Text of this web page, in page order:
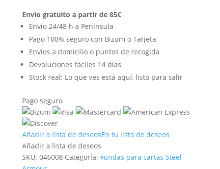
tamaño
Mini
Americano
(41x63mm)
cantidad
Envío gratuito a partir de 85€
Envío 24/48 h a Península
Pago 100% seguro con Bizum o Tarjeta
Envíos a domicilio o puntos de recogida
Devoluciones fáciles 14 días
Stock real: Lo que ves está aquí, listo para salir
Pago seguro
Añadir a lista de deseosEn tu lista de deseos
Añadir a lista de deseos
SKU: 046008 Categoría: Fundas para cartas Steel